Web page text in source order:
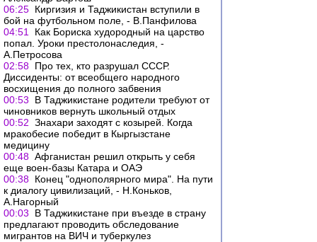
06:25 Киргизия и Таджикистан вступили в
бой на футбольном поле, - В.Панфилова
04:51
Как Бориска худородный на царство
попал. Уроки престолонаследия, -
А.Петросова
02:58 Про тех, кто разрушал СССР.
Диссиденты: от всеобщего народного
восхищения до полного забвения
00:53
В Таджикистане родители требуют от
чиновников вернуть школьный отдых
00:52 Знахари заходят с козырей. Когда
мракобесие победит в Кыргызстане
медицину
00:48 Афганистан решил открыть у себя
еще воен-базы Катара и ОАЭ
00:38 Конец "однополярного мира". На пути
к диалогу цивилизаций, - Н.Коньков,
А.Нагорный
00:03
В Таджикистане при въезде в страну
предлагают проводить обследование
мигрантов на ВИЧ и туберкулез